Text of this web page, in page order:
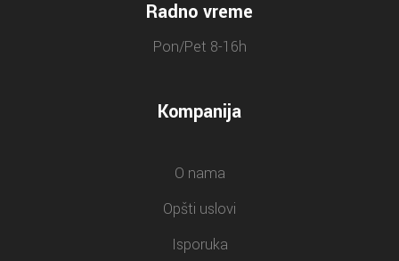
Radno vreme
Pon/Pet 8-16h
Kompanija
O nama
Opšti uslovi
Isporuka